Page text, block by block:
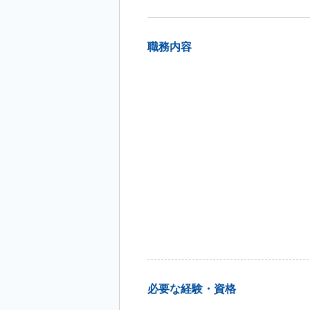
職務内容
必要な経験・資格